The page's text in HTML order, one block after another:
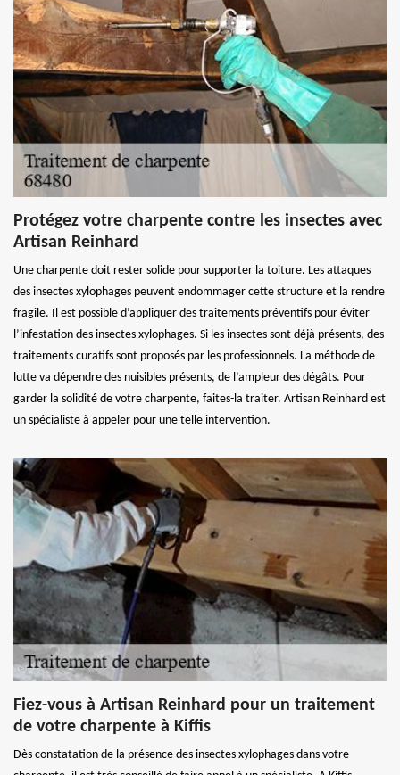
Protégez votre charpente contre les insectes avec
Artisan Reinhard
Une charpente doit rester solide pour supporter la toiture. Les attaques
des insectes xylophages peuvent endommager cette structure et la rendre
fragile. Il est possible d’appliquer des traitements préventifs pour éviter
l’infestation des insectes xylophages. Si les insectes sont déjà présents, des
traitements curatifs sont proposés par les professionnels. La méthode de
lutte va dépendre des nuisibles présents, de l’ampleur des dégâts. Pour
garder la solidité de votre charpente, faites-la traiter. Artisan Reinhard est
un spécialiste à appeler pour une telle intervention.
Fiez-vous à Artisan Reinhard pour un traitement
de votre charpente à Kiffis
Dès constatation de la présence des insectes xylophages dans votre